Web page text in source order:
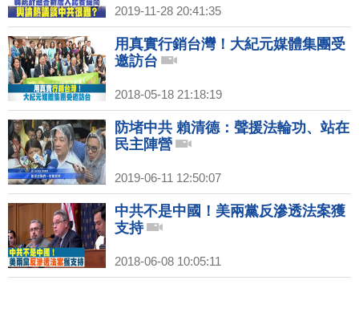
2019-11-28 20:41:35
用真實行銷台灣！大紀元媒體集團受
邀訪台
2018-05-18 21:18:19
防堵中共 賴清德：聲援法輪功、站在
民主陣營
2019-06-11 12:50:07
中共不是中國！美兩黨反滲透法案獲
支持
2018-06-08 10:05:11